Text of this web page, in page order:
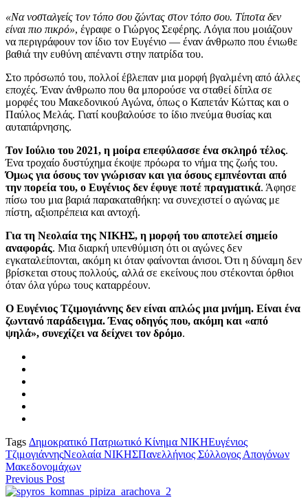
«Να νοσταλγείς τον τόπο σου ζώντας στον τόπο σου. Τίποτα δεν
είναι πιο πικρό», έγραφε ο Γιώργος Σεφέρης. Λόγια που μοιάζουν
να περιγράφουν τον ίδιο τον Ευγένιο — έναν άνθρωπο που ένιωθε
βαθιά την ευθύνη απέναντι στην πατρίδα του.
Στο πρόσωπό του, πολλοί έβλεπαν μια μορφή βγαλμένη από άλλες
εποχές. Έναν άνθρωπο που θα μπορούσε να σταθεί δίπλα σε
μορφές του Μακεδονικού Αγώνα, όπως ο Καπετάν Κώττας και ο
Παύλος Μελάς. Γιατί κουβαλούσε το ίδιο πνεύμα θυσίας και
αυταπάρνησης.
Τον Ιούλιο του 2021, η μοίρα επεφύλασσε ένα σκληρό τέλος.
Ένα τροχαίο δυστύχημα έκοψε πρόωρα το νήμα της ζωής του.
Όμως για όσους τον γνώρισαν και για όσους εμπνέονται από
την πορεία του, ο Ευγένιος δεν έφυγε ποτέ πραγματικά. Άφησε
πίσω του μια βαριά παρακαταθήκη: να συνεχιστεί ο αγώνας με
πίστη, αξιοπρέπεια και αντοχή.
Για τη Νεολαία της ΝΙΚΗΣ, η μορφή του αποτελεί σημείο
αναφοράς. Μια διαρκή υπενθύμιση ότι οι αγώνες δεν
εγκαταλείπονται, ακόμη κι όταν φαίνονται άνισοι. Ότι η δύναμη δεν
βρίσκεται στους πολλούς, αλλά σε εκείνους που στέκονται όρθιοι
όταν όλα γύρω τους καταρρέουν.
Ο Ευγένιος Τζιμογιάννης δεν είναι απλώς μια μνήμη. Είναι ένα
ζωντανό παράδειγμα. Ένας οδηγός που, ακόμη και «από
ψηλά», συνεχίζει να δείχνει τον δρόμο.
Tags Δημοκρατικό Πατριωτικό Κίνημα ΝΙΚΗΕυγένιος
ΤζιμογιάννηςΝεολαία ΝΙΚΗΣΠανελλήνιος Σύλλογος Απογόνων
Μακεδονομάχων
Previous Post